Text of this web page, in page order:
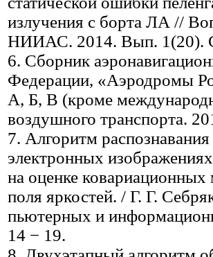
излучения с борта ЛА //
НИИАС. 2014. Вып. 1(20).
6. Сборник
Федерации, «Аэродромы
А, Б, В (кроме
воздушного транспорта.
7. Алгоритм
электронных
на оценке
поля яркостей. / Г. Г.
пьютерных и
14 − 19.